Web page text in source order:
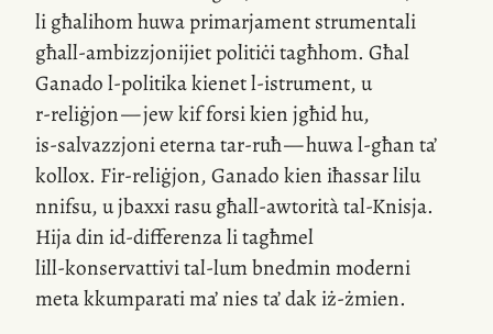
li għalihom huwa primarjament strumentali
għall-ambizzjonijiet politiċi tagħhom. Għal
Ganadol-politikakienetl-istrument, u
r-reliġjon— jew kif forsi kien jgħid hu,
is-salvazzjonieternatar-ruħ— huwal-għanta’
kollox. Fir-reliġjon, Ganado kien iħassar lilu
nnifsu, u jbaxxi rasu għall-awtoritàtal-Knisja.
Hija din id-differenzali tagħmel
lill-konservattivital-lum bnedmin moderni
meta kkumparati ma’ nies ta’ dakiż-żmien.